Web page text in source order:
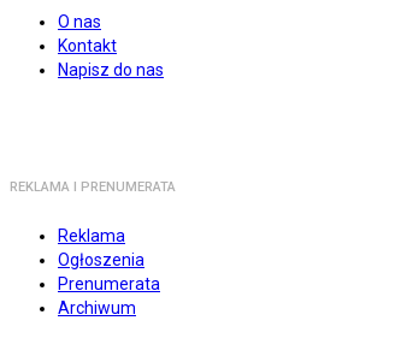
O nas
Kontakt
Napisz do nas
REKLAMA I PRENUMERATA
Reklama
Ogłoszenia
Prenumerata
Archiwum